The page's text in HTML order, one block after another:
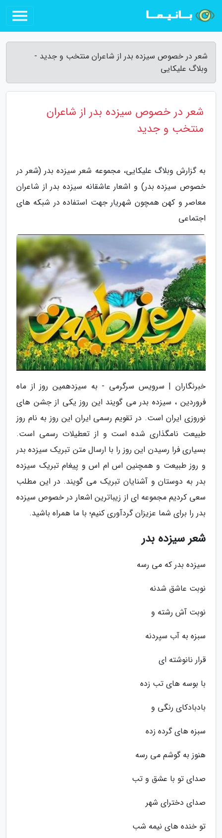
شعر در خصوص سیزده بدر از شاعران منتخب و جدید -
وبلاگ علیکایی
شعر در خصوص سیزده بدر از شاعران
منتخب و جدید
به گزارش وبلاگ علیکایی، مجموعه شعر سیزده بدر (شعر در
خصوص سیزده بدر) و اشعار عاشقانه سیزده بدر از شاعران
معاصر و کهن همچون شهریار جهت استفاده در شبکه های
اجتماعی
خبرنگاران | سرویس سرگرمی - به سیزدهمین روز از ماه
فروردین ، سیزده بدر می گویند این روز یکی از جشن های
نوروزی ایران است. در تقویم رسمی ایران این روز به نام روز
طبیعت نامگذاری شده است و از تعطیلات رسمی است.
بسیاری فرا رسیدن این روز را با ارسال متن تبریک سیزده بدر
و روز طبیعت و همچنین اس ام اس و پیغام تبریک سیزده
بدر به دوستان و آشنایان تبریک می گویند. در این مطلب
سعی کردیم مجموعه ای از زیباترین اشعار در خصوص سیزده
بدر را برای شما عزیزان گردآوری کنیم؛ با ما همراه باشید.
شعر سیزده بدر
سیزده بدر که می رسه
نوبت عاشق شدنه
نوبت آش رشته و
سبزه به آب سپردنه
قرار نانوشته ای
با بوسه های تب زده
بادبادکای رنگی و
سبزه های گرده زده
هنوز به گوشم می رسه
صدای تو با عشق و تب
صدای دخترای شهر
تو خنده های نیمه شب